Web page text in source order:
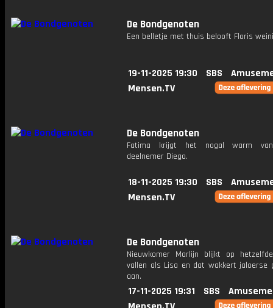
De Bondgenoten
Een belletje met thuis belooft Floris
19-11-2025 19:30 SBS
Mensen.TV
De Bondgenoten
Fatima krijgt het nogal warm
deelnemer Diego.
18-11-2025 19:30 SBS
Mensen.TV
De Bondgenoten
Nieuwkomer Marlijn blijkt op
vallen als Lisa en dat wakkert jaloerse
aan.
17-11-2025 19:31 SBS